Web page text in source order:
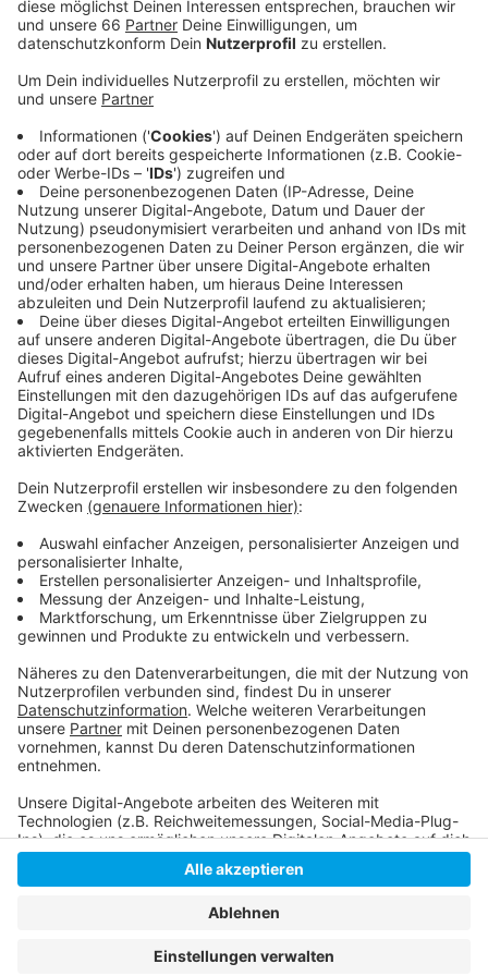
Pflegebedürftige geimpft werden. Für die
Impfungen hier bei uns in Düsseldorf wird
zusätzliche personelle Unterstützung gebraucht.
Landesweit sind bereits mehr als 1.000 Freiwillige
registriert, das sind jedoch noch nicht genug.
Veröffentlicht: Montag, 23.11.2020 16:47
Anzeige
Gesucht werden ausgebildete Fachkräfte aus dem
Medizin- und Pflegebereich. Helfen sollen zum
Beispiel Ärzte, Tierärzte, Apotheker und
Rettungskräfte. Das Land möchte sich um die
Bezahlung kümmern. Wo genau das Impfzentrum in
Düsseldorf entstehen soll ist noch unklar. Mögliche
Standorte sind die großen Eventhallen hier in unserer
Stadt oder auch die Düsseldorfer Messe.
Hier können sich ausgebildete Fachkräfte aus dem
Gesundheits- und Pflegebereich auf freiwilliger Basis
registrieren.
Anzeige
Anzeige